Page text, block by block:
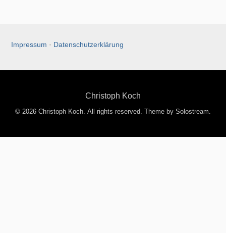
Impressum · Datenschutzerklärung
Christoph Koch
© 2026 Christoph Koch. All rights reserved. Theme by Solostream.